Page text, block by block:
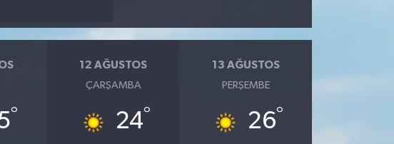
°
12 AĞUSTOS
ÇARŞAMBA
24°
13 AĞUSTOS
PERŞEMBE
26°